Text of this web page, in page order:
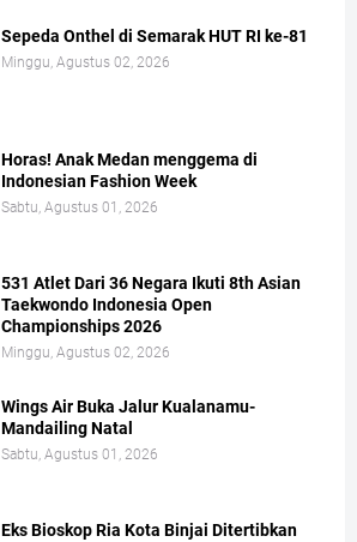
Sepeda Onthel di Semarak HUT RI ke-81
Minggu, Agustus 02, 2026
Horas! Anak Medan menggema di
Indonesian Fashion Week
Sabtu, Agustus 01, 2026
531 Atlet Dari 36 Negara Ikuti 8th Asian
Taekwondo Indonesia Open
Championships 2026
Minggu, Agustus 02, 2026
Wings Air Buka Jalur Kualanamu-
Mandailing Natal
Sabtu, Agustus 01, 2026
Eks Bioskop Ria Kota Binjai Ditertibkan